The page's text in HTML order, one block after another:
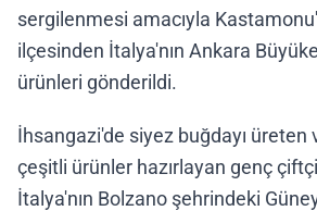
sergilenmesi amacıyla
ilçesinden İtalya'nın Ankara
ürünleri gönderildi.
İhsangazi'de siyez buğdayı üreten
çeşitli ürünler hazırlayan genç
İtalya'nın Bolzano şehrindeki